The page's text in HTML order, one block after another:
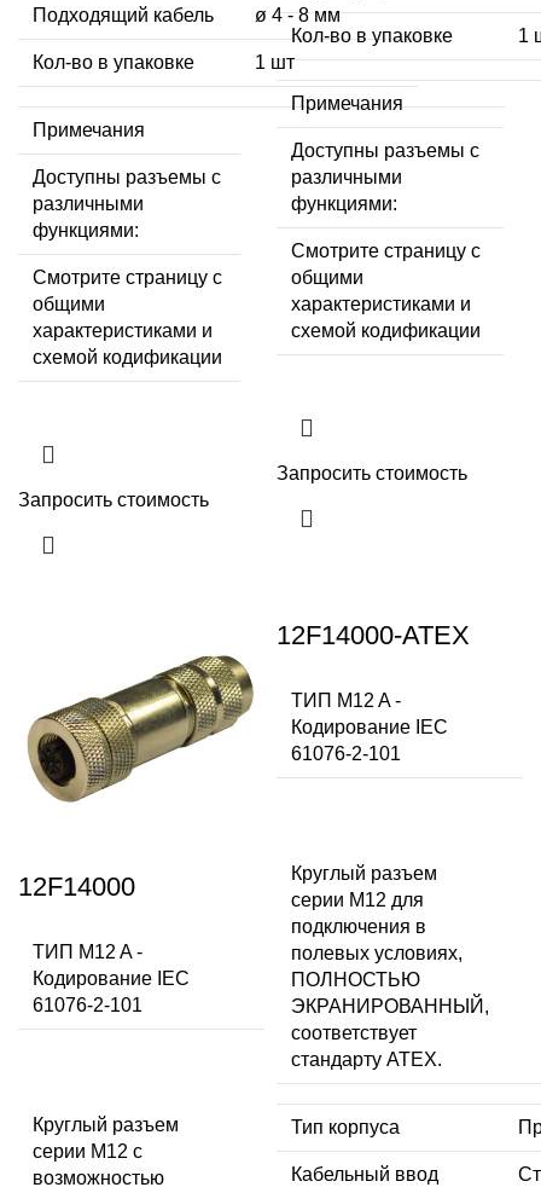
Подходящий кабель ø 4 - 8 мм
Кол-во в упаковке 1 шт
Примечания
Доступны разъемы с
различными
функциями:
Смотрите страницу с
общими
характеристиками и
схемой кодификации
Запросить стоимость
Кол-во в упаковке 1
Примечания
Доступны разъемы с
различными
функциями:
Смотрите страницу с
общими
характеристиками и
схемой кодификации
Запросить стоимость
12F14000
ТИП M12 A -
Кодирование IEC
61076-2-101
Круглый разъем
серии M12 с
возможностью
12F14000-ATEX
ТИП M12 A -
Кодирование IEC
61076-2-101
Круглый разъем
серии M12 для
подключения в
полевых условиях,
ПОЛНОСТЬЮ
ЭКРАНИРОВАННЫЙ,
соответствует
стандарту ATEX.
Тип корпуса
Кабельный ввод